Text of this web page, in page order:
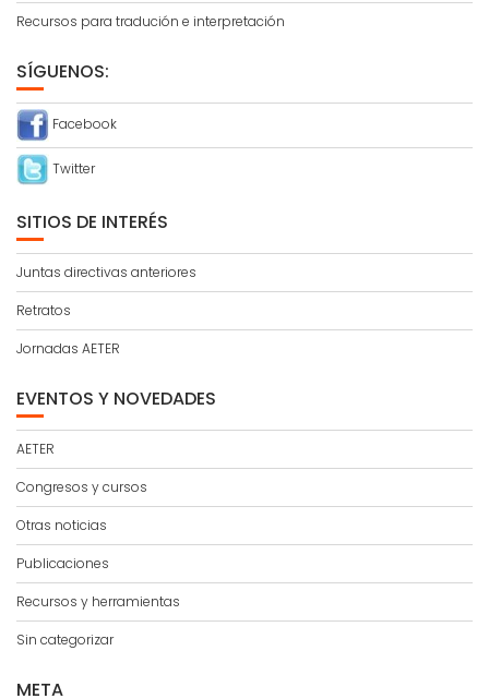
Recursos para tradución e interpretación
SÍGUENOS:
Facebook
Twitter
SITIOS DE INTERÉS
Juntas directivas anteriores
Retratos
Jornadas AETER
EVENTOS Y NOVEDADES
AETER
Congresos y cursos
Otras noticias
Publicaciones
Recursos y herramientas
Sin categorizar
META